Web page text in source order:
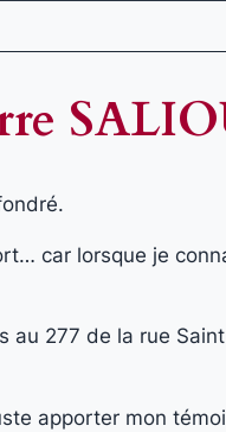
car lorsque je
au 277 de la rue
apporter mon